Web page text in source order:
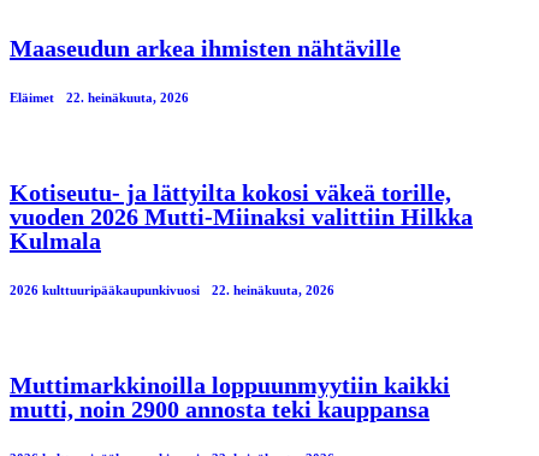
Maaseudun arkea ihmisten nähtäville
Eläimet 22. heinäkuuta, 2026
Kotiseutu- ja lättyilta kokosi väkeä torille,
vuoden 2026 Mutti-Miinaksi valittiin Hilkka
Kulmala
2026 kulttuuripääkaupunkivuosi 22. heinäkuuta, 2026
Muttimarkkinoilla loppuunmyytiin kaikki
mutti, noin 2900 annosta teki kauppansa